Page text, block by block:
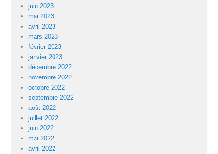
juin 2023
mai 2023
avril 2023
mars 2023
février 2023
janvier 2023
décembre 2022
novembre 2022
octobre 2022
septembre 2022
août 2022
juillet 2022
juin 2022
mai 2022
avril 2022